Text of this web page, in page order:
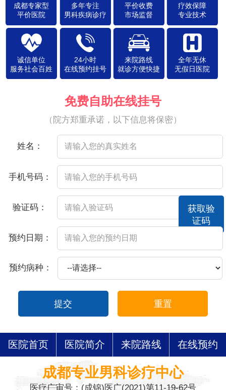
成都专家型
平价医院
多年专注
男科疾病诊疗
平价收费
市场监督
疗效保障
专业技术
诚信单位
服务社会百姓
24小时
在线预约挂号
来院路线
就诊方便快捷
全年无休
无假日医院
免费自助在线挂号
（院方郑重承诺，以下信息将保密）
姓名：
手机号码：
验证码：
获取验
证码
预约日期：
预约病种：
提交 重置
医院首页 医院简介 来院路线 在线预约
成都专业男科诊疗中心
医疗广审号：(成锦)医广(2021)第11-19-62号